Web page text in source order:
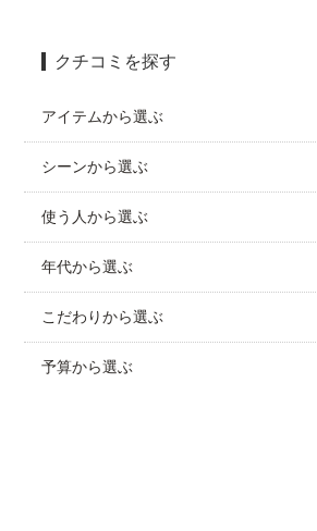
クチコミを探す
アイテムから選ぶ
シーンから選ぶ
使う人から選ぶ
年代から選ぶ
こだわりから選ぶ
予算から選ぶ